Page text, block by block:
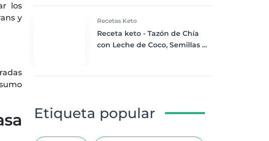
los
y
Recetas Keto
Receta keto - Tazón de Chía
con Leche de Coco, Semillas de
Etiqueta popular